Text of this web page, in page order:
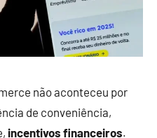
não aconteceu por
de conveniência,
incentivos financeiros.